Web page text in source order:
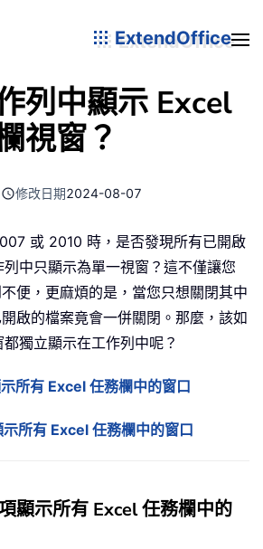
ExtendOffice
列中顯示 Excel
視窗？
修改日期2024-08-07
或 2010 時，是否發現所有已開啟
中只顯示為單一視窗？這不僅讓您
便，更麻煩的是，當您只想關閉其中
啟的檔案竟會一併關閉。那麼，該如
獨立顯示在工作列中呢？
所有 Excel 任務欄中的窗口
所有 Excel 任務欄中的窗口
顯示所有 Excel 任務欄中的